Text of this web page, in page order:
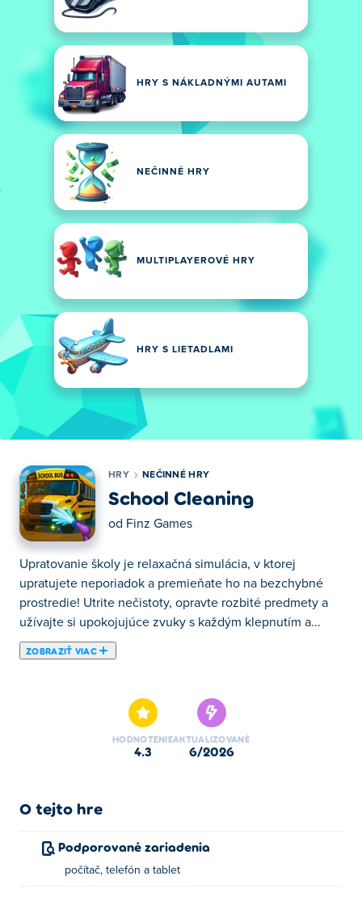
HRY S NÁKLADNÝMI AUTAMI
NEČINNÉ HRY
MULTIPLAYEROVÉ HRY
HRY S LIETADLAMI
HRY NEČINNÉ HRY
School Cleaning
od Finz Games
Upratovanie školy je relaxačná simulácia, v ktorej
upratujete neporiadok a premieňate ho na bezchybné
prostredie! Utrite nečistoty, opravte rozbité predmety a
užívajte si upokojujúce zvuky s každým klepnutím a...
ZOBRAZIŤ VIAC
prostredie! Utrite nečistoty, opravte rozbité predmety a
užívajte si upokojujúce zvuky s každým klepnutím a
potiahnutím. Každá úloha prináša pokoj a uspokojenie,
upokojujúci rytmus obnovovania poriadku!
Ako hrať Upratovanie školy?
Kliknite alebo ťuknite pre prehratie.
HODNOTENIE
4.3
AKTUALIZOVANÉ
6/2026
O tejto hre
Podporované zariadenia
počítač, telefón a tablet